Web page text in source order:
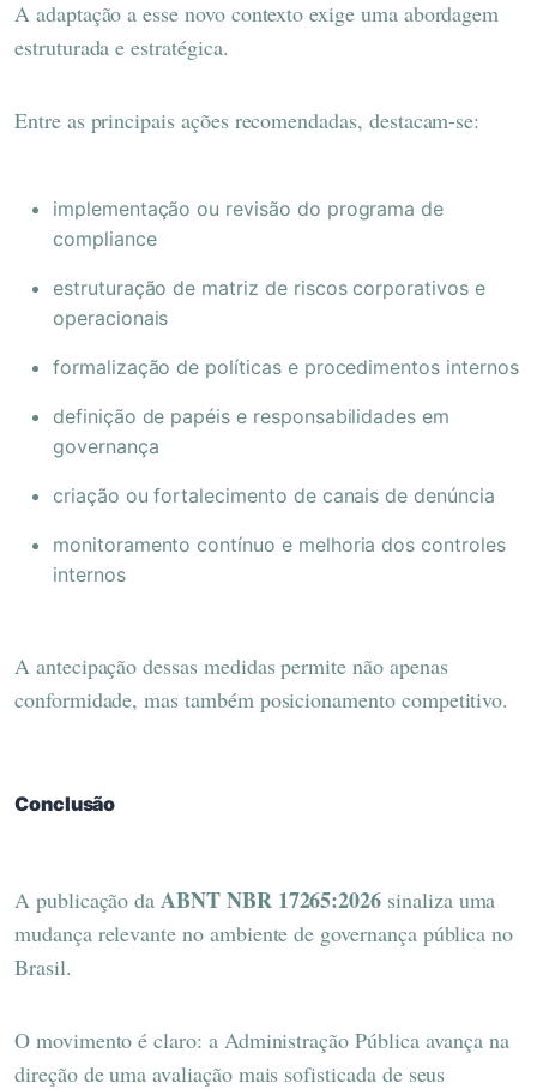
A adaptação a esse novo contexto exige uma abordagem
estruturada e estratégica.
Entre as principais ações recomendadas, destacam-se:
implementação ou revisão do programa de
compliance
estruturação de matriz de riscos corporativos e
operacionais
formalização de políticas e procedimentos internos
definição de papéis e responsabilidades em
governança
criação ou fortalecimento de canais de denúncia
monitoramento contínuo e melhoria dos controles
internos
A antecipação dessas medidas permite não apenas
conformidade, mas também posicionamento competitivo.
Conclusão
A publicação daABNT NBR 17265:2026 sinaliza uma
mudança relevante no ambiente de governança pública no
Brasil.
O movimento é claro: a Administração Pública avança na
direção de uma avaliação mais sofisticada de seus